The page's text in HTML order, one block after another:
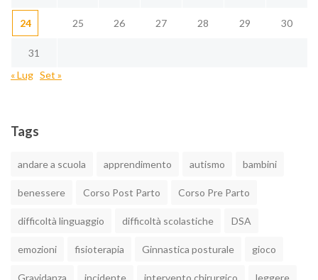
24 25 26 27 28 29 30
31
« Lug Set »
Tags
andare a scuola apprendimento autismo bambini
benessere Corso Post Parto Corso Pre Parto
difficoltà linguaggio difficoltà scolastiche DSA
emozioni fisioterapia Ginnastica posturale gioco
Gravidanza incidente intervento chirurgico leggere